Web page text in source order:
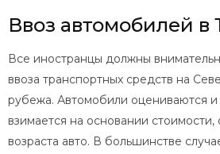
Ввоз автомобилей в
Все иностранцы должны
ввоза транспортных средств на
рубежа. Автомобили оцениваются и
взимается на основании стоимости,
возраста авто. В большинстве